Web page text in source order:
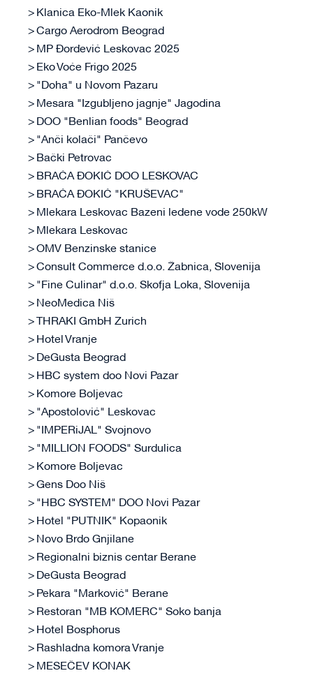
Klanica Eko-Mlek Kaonik
Cargo Aerodrom Beograd
MP Đorđević Leskovac 2025
Eko Voće Frigo 2025
"Doha" u Novom Pazaru
Mesara "Izgubljeno jagnje" Jagodina
DOO "Benlian foods" Beograd
"Anči kolači" Pančevo
Bački Petrovac
BRAĆA ĐOKIĆ DOO LESKOVAC
BRAĆA ĐOKIĆ "KRUŠEVAC"
Mlekara Leskovac Bazeni ledene vode 250kW
Mlekara Leskovac
OMV Benzinske stanice
Consult Commerce d.o.o. Žabnica, Slovenija
"Fine Culinar" d.o.o. Skofja Loka, Slovenija
NeoMedica Niš
THRAKI GmbH Zurich
Hotel Vranje
DeGusta Beograd
HBC system doo Novi Pazar
Komore Boljevac
"Apostolović" Leskovac
"IMPERiJAL" Svojnovo
"MILLION FOODS" Surdulica
Komore Boljevac
Gens Doo Niš
"HBC SYSTEM" DOO Novi Pazar
Hotel "PUTNIK" Kopaonik
Novo Brdo Gnjilane
Regionalni biznis centar Berane
DeGusta Beograd
Pekara "Marković" Berane
Restoran "MB KOMERC" Soko banja
Hotel Bosphorus
Rashladna komora Vranje
MESEČEV KONAK